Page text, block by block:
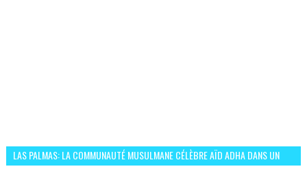
LAS PALMAS: LA COMMUNAUTÉ MUSULMANE CÉLÈBRE AÏD ADHA DANS UN